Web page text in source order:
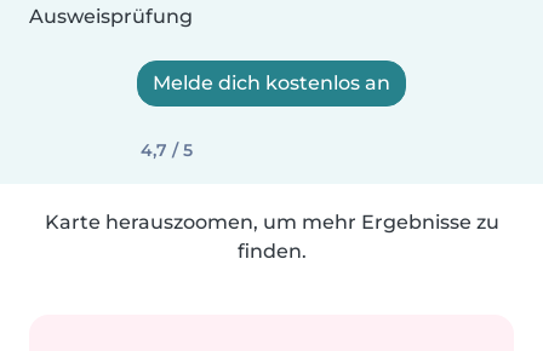
Ausweisprüfung
Melde dich kostenlos an
4,7 / 5
Karte herauszoomen, um mehr Ergebnisse zu
finden.